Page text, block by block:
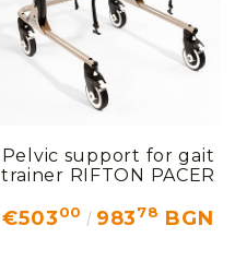
Pelvic support for gait
trainer RIFTON PACER
€50300 98378 BGN